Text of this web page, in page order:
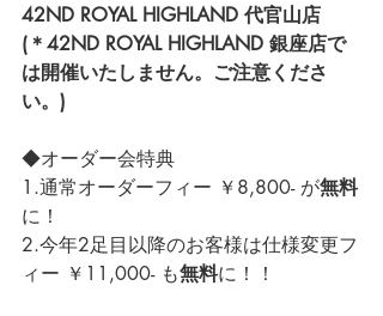
42ND ROYAL HIGHLAND 代官山店
(＊42ND ROYAL HIGHLAND 銀座店で
は開催いたしません。ご注意くださ
い。)
◆オーダー会特典
1.通常オーダーフィー ￥8,800- が無料
に！
2.今年2足目以降のお客様は仕様変更フ
ィー ￥11,000- も無料に！！